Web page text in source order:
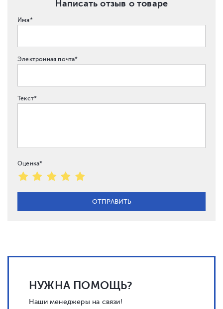
Написать отзыв о товаре
Имя*
Электронная почта*
Текст*
Оценка*
НУЖНА ПОМОЩЬ?
Наши менеджеры на связи!